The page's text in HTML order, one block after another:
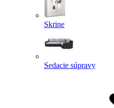
Skrine
Sedacie súpravy